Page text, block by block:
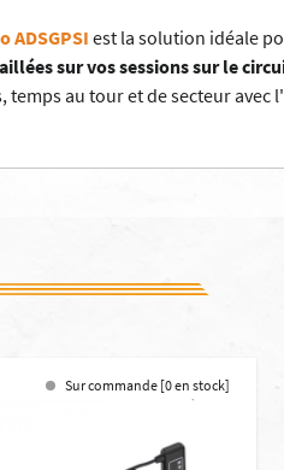
ADSGPSIest la solution idéale
sur vos sessions sur le
temps au tour et de secteur avec l'
Sur commande [0 en stock]